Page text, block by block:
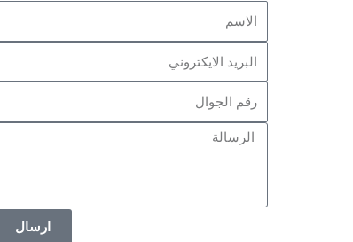
ارسال